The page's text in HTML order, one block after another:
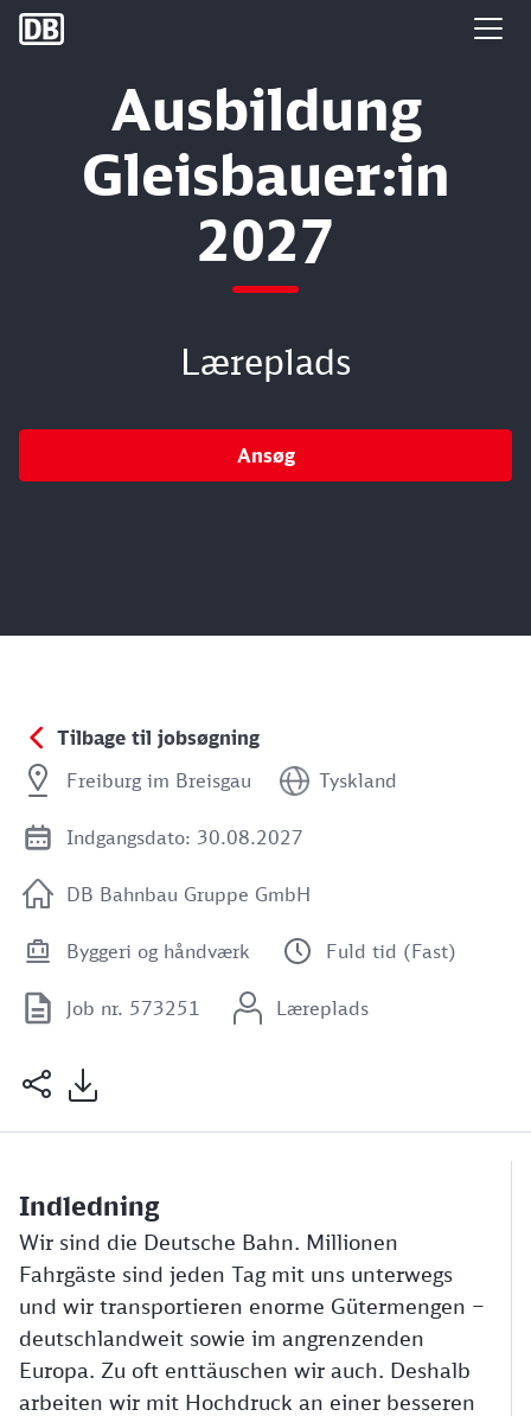
DB Group
Ausbildung
Gleisbauer:in
2027
Læreplads
Ansøg
Tilbage til jobsøgning
Freiburg im Breisgau
Tyskland
Indgangsdato: 30.08.2027
DB Bahnbau Gruppe GmbH
Byggeri og håndværk Fuld tid (Fast)
Job nr. 573251 Læreplads
Indledning
Wir sind die Deutsche Bahn. Millionen
Fahrgäste sind jeden Tag mit uns unterwegs
und wir transportieren enorme Gütermengen –
deutschlandweit sowie im angrenzenden
Europa. Zu oft enttäuschen wir auch. Deshalb
arbeiten wir mit Hochdruck an einer besseren